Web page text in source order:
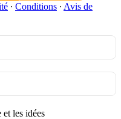
∙ Conditions ∙ Avis de
les idées